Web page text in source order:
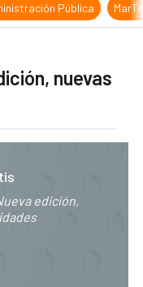
Pública
nuevas
edición,